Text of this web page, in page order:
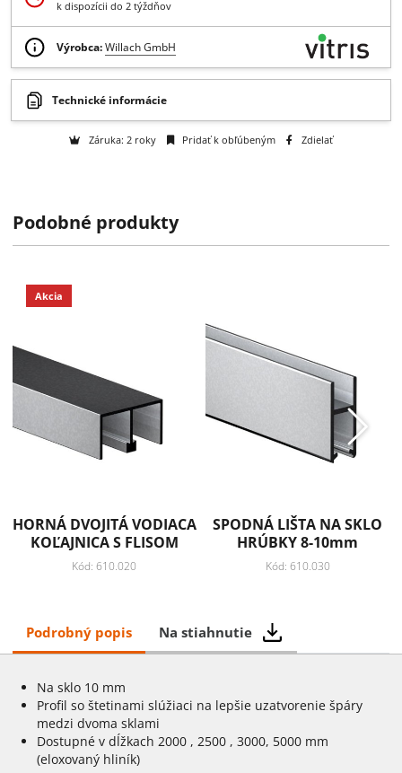
Otázka na tovar
Na objednávku
k dispozícii do 2 týždňov
Technické informácie
Podobné produkty
Akcia
HORNÁ DVOJITÁ VODIACA
KOĽAJNICA S FLISOM
Kód: 610.020
SPODNÁ LIŠTA NA SKLO
HRÚBKY 8-10mm
Kód: 610.030
Podrobný popis Na stiahnutie
Na sklo 10 mm
Profil so štetinami slúžiaci na lepšie uzatvorenie špáry
medzi dvoma sklami
Dostupné v dĺžkach 2000 , 2500 , 3000, 5000 mm
(eloxovaný hliník)